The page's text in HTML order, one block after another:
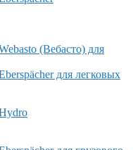
(Вебасто) для
для легковых